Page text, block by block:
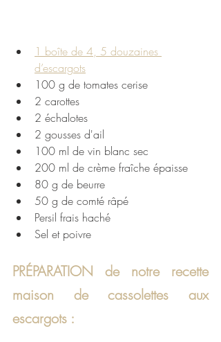
1 boîte de 4, 5 douzaines
d’escargots
100 g de tomates cerise
2 carottes
2 échalotes
2 gousses d'ail
100 ml de vin blanc sec
200 ml de crème fraîche épaisse
80 g de beurre
50 g de comté râpé
Persil frais haché
Sel et poivre
PRÉPARATION de notre recette
maison de cassolettes aux
escargots :